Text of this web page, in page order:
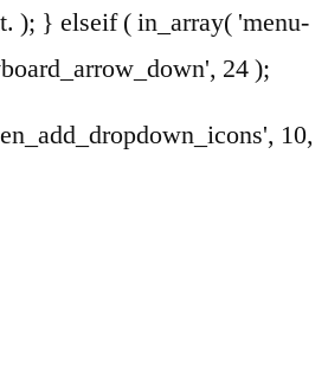
); } elseif ( in_array( 'menu-
24 );
10,